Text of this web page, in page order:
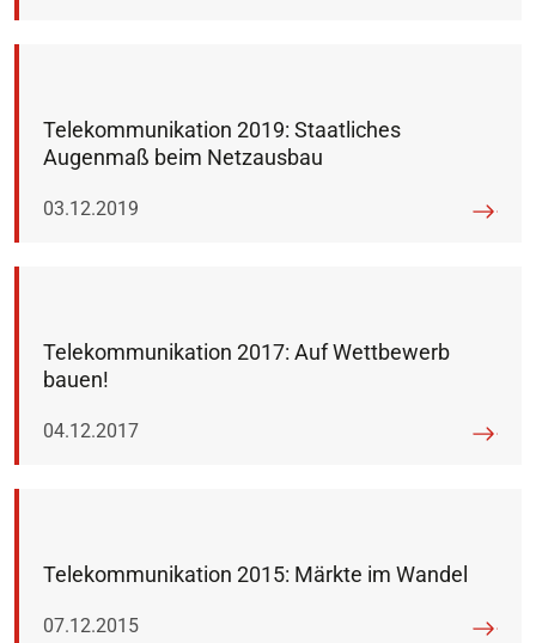
Telekommunikation 2019: Staatliches
Augenmaß beim Netzausbau
Veröffentlicht am:
03.12.2019
Telekommunikation 2017: Auf Wettbewerb
bauen!
Veröffentlicht am:
04.12.2017
Telekommunikation 2015: Märkte im Wandel
Veröffentlicht am:
07.12.2015